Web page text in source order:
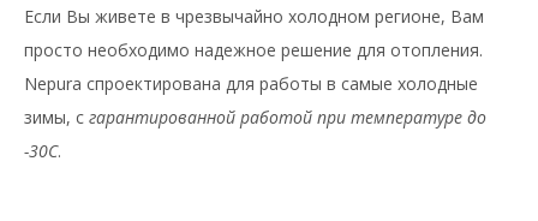
Если Вы живете в чрезвычайно холодном регионе, Вам
просто необходимо надежное решение для отопления.
Nepura спроектирована для работы в самые холодные
зимы, с гарантированной работой при температуре до
-30C.